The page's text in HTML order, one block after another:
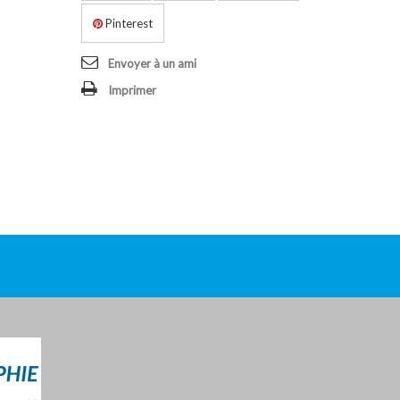
Pinterest
Envoyer à un ami
Imprimer